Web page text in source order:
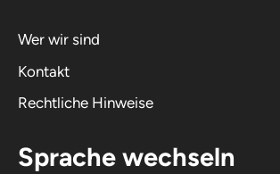
i
e
:
Wer wir sind
Kontakt
Rechtliche Hinweise
Sprache wechseln